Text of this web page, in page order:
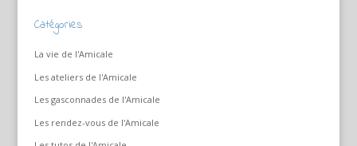
Catégories
La vie de l'Amicale
Les ateliers de l'Amicale
Les gasconnades de l'Amicale
Les rendez-vous de l'Amicale